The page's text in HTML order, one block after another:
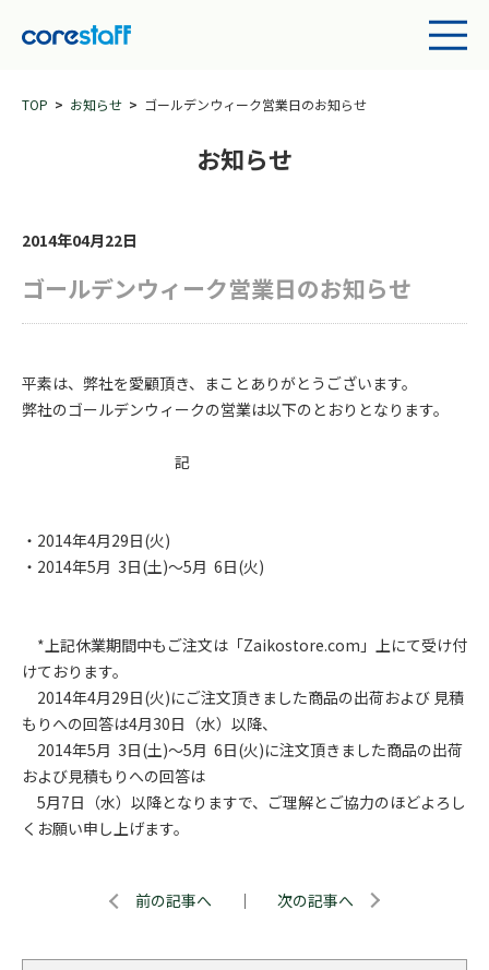
TOP お知らせ ゴールデンウィーク営業日のお知らせ
お知らせ
2014年04月22日
ゴールデンウィーク営業日のお知らせ
平素は、弊社を愛顧頂き、まことありがとうございます。
弊社のゴールデンウィークの営業は以下のとおりとなります。
記
・2014年4月29日(火)
・2014年5月 3日(土)～5月 6日(火)
*上記休業期間中もご注文は「Zaikostore.com」上にて受け付
けております。
2014年4月29日(火)にご注文頂きました商品の出荷および 見積
もりへの回答は4月30日（水）以降、
2014年5月 3日(土)～5月 6日(火)に注文頂きました商品の出荷
および見積もりへの回答は
5月7日（水）以降となりますで、ご理解とご協力のほどよろし
くお願い申し上げます。
前の記事へ ｜ 次の記事へ